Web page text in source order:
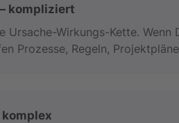
kompliziert
Ursache-Wirkungs-Kette.
Prozesse, Regeln,